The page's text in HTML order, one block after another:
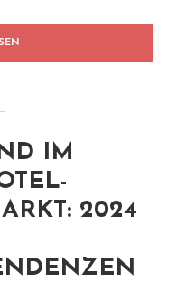
IM
2024